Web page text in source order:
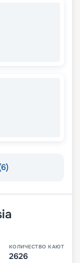
КОЛИЧЕСТВО КАЮТ
2626